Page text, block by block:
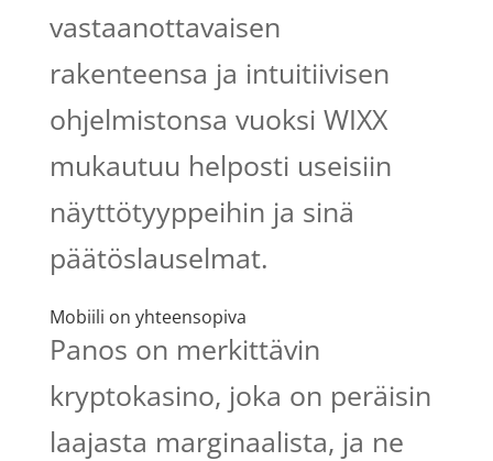
vastaanottavaisen
rakenteensa ja intuitiivisen
ohjelmistonsa vuoksi WIXX
mukautuu helposti useisiin
näyttötyyppeihin ja sinä
päätöslauselmat.
Mobiili on yhteensopiva
Panos on merkittävin
kryptokasino, joka on peräisin
laajasta marginaalista, ja ne